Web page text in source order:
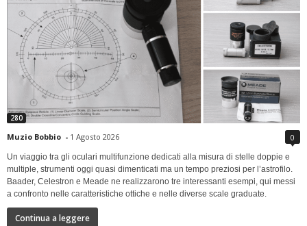
280
Muzio Bobbio - 1 Agosto 2026 0
Un viaggio tra gli oculari multifunzione dedicati alla misura di stelle doppie e
multiple, strumenti oggi quasi dimenticati ma un tempo preziosi per l’astrofilo.
Baader, Celestron e Meade ne realizzarono tre interessanti esempi, qui messi
a confronto nelle caratteristiche ottiche e nelle diverse scale graduate.
Continua a leggere